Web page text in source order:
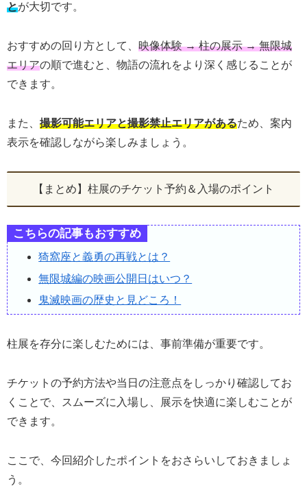
とが大切です。
おすすめの回り方として、 映像体験 → 柱の展示 → 無限城
エリアの順で進むと、物語の流れをより深く感じることが
できます。
また、 撮影可能エリアと撮影禁止エリアがあるため、案内
表示を確認しながら楽しみましょう。
【まとめ】柱展のチケット予約＆入場のポイント
こちらの記事もおすすめ
猗窩座と義勇の再戦とは？
無限城編の映画公開日はいつ？
鬼滅映画の歴史と見どころ！
柱展を存分に楽しむためには、事前準備が重要です。
チケットの予約方法や当日の注意点をしっかり確認してお
くことで、スムーズに入場し、展示を快適に楽しむことが
できます。
ここで、今回紹介したポイントをおさらいしておきましょ
う。